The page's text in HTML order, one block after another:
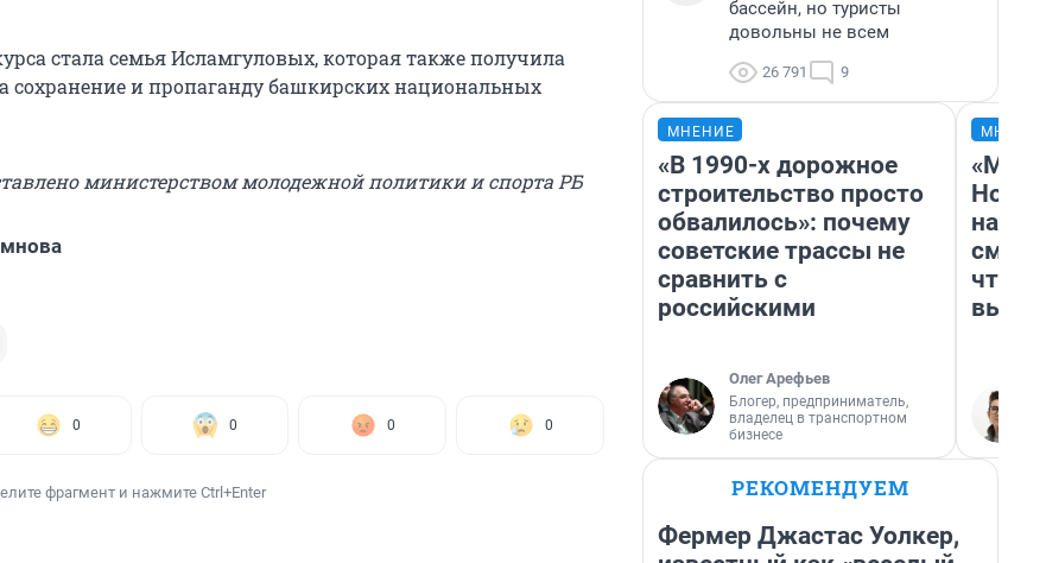
стала семья Исламгуловых, которая также получила
сохранение и пропаганду башкирских национальных
министерством молодежной политики и спорта РБ
0 0 0 0
фрагмент и нажмите Ctrl+Enter
бассейн, но туристы
довольны не всем
26 791 9
МНЕНИЕ
«В 1990-х дорожное
строительство просто
обвалилось»: почему
советские трассы не
сравнить с
российскими
Олег Арефьев
Блогер, предприниматель,
владелец в транспортном
бизнесе
«Мы
РЕКОМЕНДУЕМ
Фермер Джастас Уолкер,